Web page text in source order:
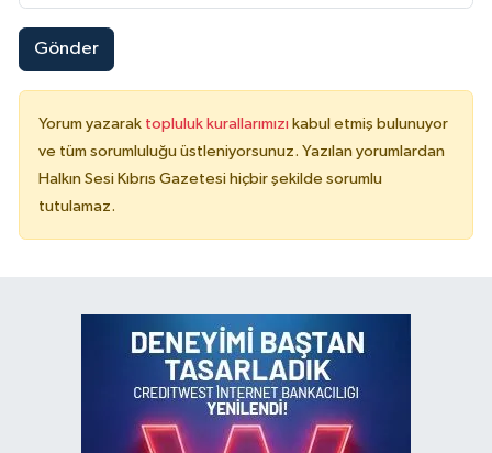
Gönder
Yorum yazarak topluluk kurallarımızı kabul etmiş bulunuyor
ve tüm sorumluluğu üstleniyorsunuz. Yazılan yorumlardan
Halkın Sesi Kıbrıs Gazetesi hiçbir şekilde sorumlu
tutulamaz.